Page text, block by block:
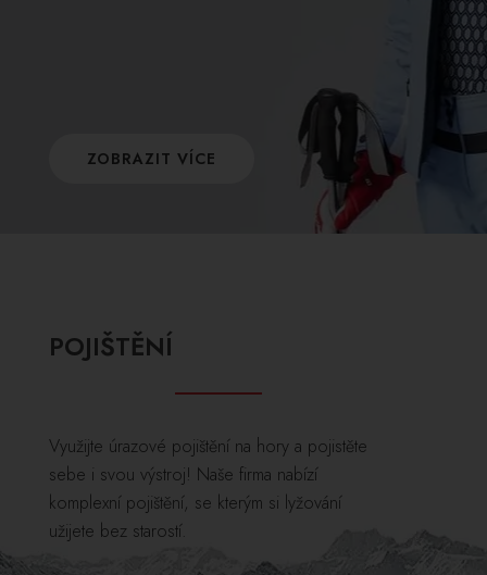
ZOBRAZIT VÍCE
POJIŠTĚNÍ
Využijte úrazové pojištění na hory a pojistěte
sebe i svou výstroj! Naše firma nabízí
komplexní pojištění, se kterým si lyžování
užijete bez starostí.